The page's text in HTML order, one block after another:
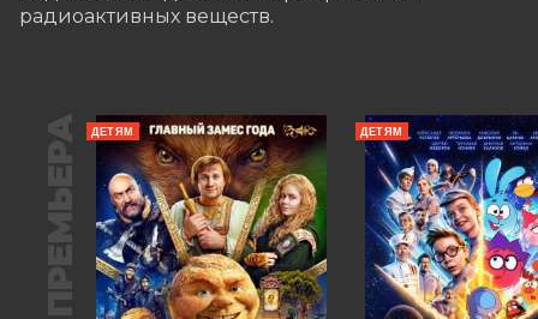
радиоактивных веществ.
ПРЕМЬЕРА ДЕТЯМ ДЕТЯМ